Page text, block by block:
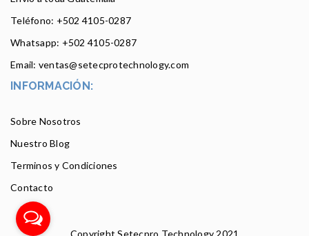
Teléfono: +502 4105-0287
Whatsapp: +502 4105-0287
Email: ventas@setecprotechnology.com
INFORMACIÓN:
Sobre Nosotros
Nuestro Blog
Terminos y Condiciones
Contacto
Copyright Setecpro Technology 2021